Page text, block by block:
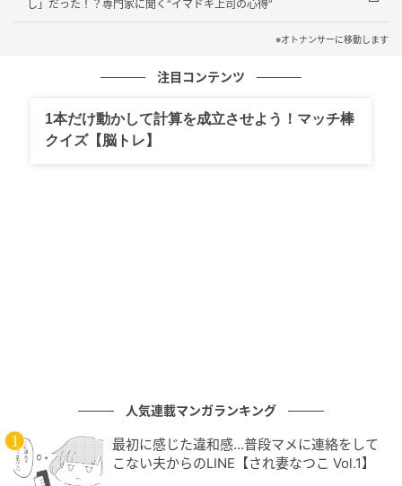
すでに営業秘密ではなくなっているので、営業秘密に
は当たりません）。そこで、上映前の映画のネタバレ
行為は『公表前の営業秘密を不正に開示する』と解さ
ネタバレで観客動員数が減少した』など具体的な損害
を証明することができれば（現実には証明が難しいで
Q．ネタバレに関するトラブルについて、過去の事
例・判例はありますか。
し」だった！？専門家に聞く“イマドキ上司の心得”
※オトナンサーに移動します
注目コンテンツ
1本だけ動かして計算を成立させよう！マッチ棒
クイズ【脳トレ】
人気連載マンガランキング
最初に感じた違和感…普段マメに連絡をして
こない夫からのLINE【され妻なつこ Vol.1】